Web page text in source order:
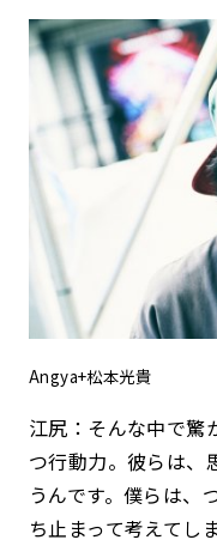
Angya+松本光貴
江尻：そんな中で驚
つ行動力。彼らは、
うんです。僕らは、
ち止まって考えてし